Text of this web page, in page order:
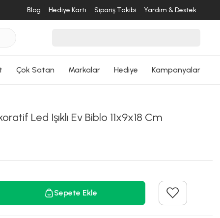
Blog Hediye Kartı Sipariş Takibi Yardım & Destek
Çok Satan Markalar Hediye Kampanyalar
Led Işıklı Ev Biblo 11x9x18 Cm
Sepete Ekle